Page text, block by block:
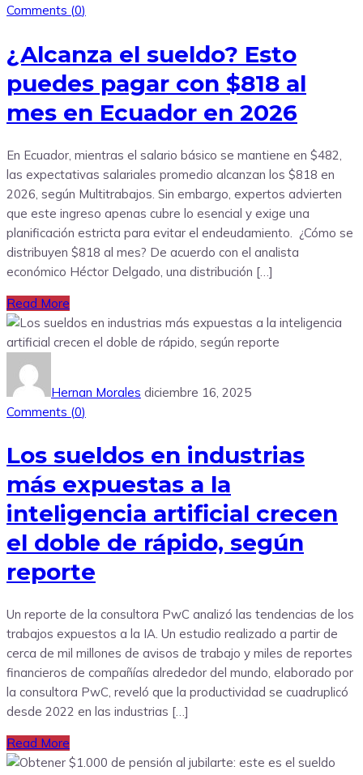
Comments (0)
¿Alcanza el sueldo? Esto
puedes pagar con $818 al
mes en Ecuador en 2026
En Ecuador, mientras el salario básico se mantiene en $482,
las expectativas salariales promedio alcanzan los $818 en
2026, según Multitrabajos. Sin embargo, expertos advierten
que este ingreso apenas cubre lo esencial y exige una
planificación estricta para evitar el endeudamiento. ¿Cómo se
distribuyen $818 al mes? De acuerdo con el analista
económico Héctor Delgado, una distribución […]
Read More
Hernan Morales diciembre 16, 2025
Comments (0)
Los sueldos en industrias
más expuestas a la
inteligencia artificial crecen
el doble de rápido, según
reporte
Un reporte de la consultora PwC analizó las tendencias de los
trabajos expuestos a la IA. Un estudio realizado a partir de
cerca de mil millones de avisos de trabajo y miles de reportes
financieros de compañías alrededor del mundo, elaborado por
la consultora PwC, reveló que la productividad se cuadruplicó
desde 2022 en las industrias […]
Read More